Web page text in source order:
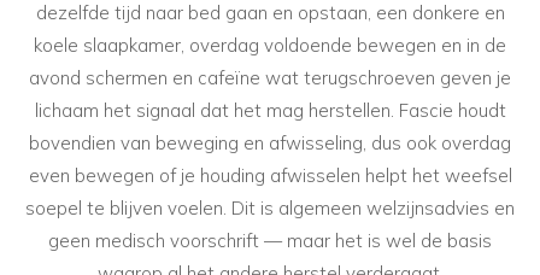
dezelfde tijd naar bed gaan en opstaan, een donkere en
koele slaapkamer, overdag voldoende bewegen en in de
avond schermen en cafeïne wat terugschroeven geven je
lichaam het signaal dat het mag herstellen. Fascie houdt
bovendien van beweging en afwisseling, dus ook overdag
even bewegen of je houding afwisselen helpt het weefsel
soepel te blijven voelen. Dit is algemeen welzijnsadvies en
geen medisch voorschrift — maar het is wel de basis